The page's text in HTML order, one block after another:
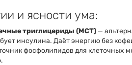
и ясности ума:
триглицериды (MCT) —
инсулина. Даёт энергию без
фосфолипидов для клеточных